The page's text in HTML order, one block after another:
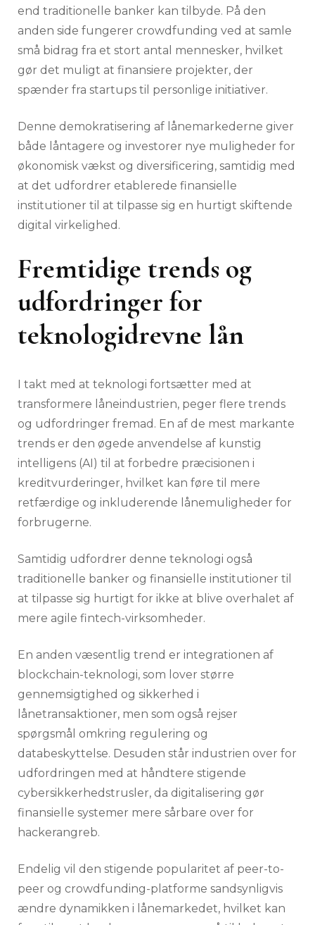
end traditionelle banker kan tilbyde. På den
anden side fungerer crowdfunding ved at samle
små bidrag fra et stort antal mennesker, hvilket
gør det muligt at finansiere projekter, der
spænder fra startups til personlige initiativer.
Denne demokratisering af lånemarkederne giver
både låntagere og investorer nye muligheder for
økonomisk vækst og diversificering, samtidig med
at det udfordrer etablerede finansielle
institutioner til at tilpasse sig en hurtigt skiftende
digital virkelighed.
Fremtidige trends og
udfordringer for
teknologidrevne lån
I takt med at teknologi fortsætter med at
transformere låneindustrien, peger flere trends
og udfordringer fremad. En af de mest markante
trends er den øgede anvendelse af kunstig
intelligens (AI) til at forbedre præcisionen i
kreditvurderinger, hvilket kan føre til mere
retfærdige og inkluderende lånemuligheder for
forbrugerne.
Samtidig udfordrer denne teknologi også
traditionelle banker og finansielle institutioner til
at tilpasse sig hurtigt for ikke at blive overhalet af
mere agile fintech-virksomheder.
En anden væsentlig trend er integrationen af
blockchain-teknologi, som lover større
gennemsigtighed og sikkerhed i
lånetransaktioner, men som også rejser
spørgsmål omkring regulering og
databeskyttelse. Desuden står industrien over for
udfordringen med at håndtere stigende
cybersikkerhedstrusler, da digitalisering gør
finansielle systemer mere sårbare over for
hackerangreb.
Endelig vil den stigende popularitet af peer-to-
peer og crowdfunding-platforme sandsynligvis
ændre dynamikken i lånemarkedet, hvilket kan